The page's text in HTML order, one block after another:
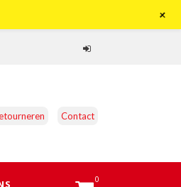
Contact
0
+